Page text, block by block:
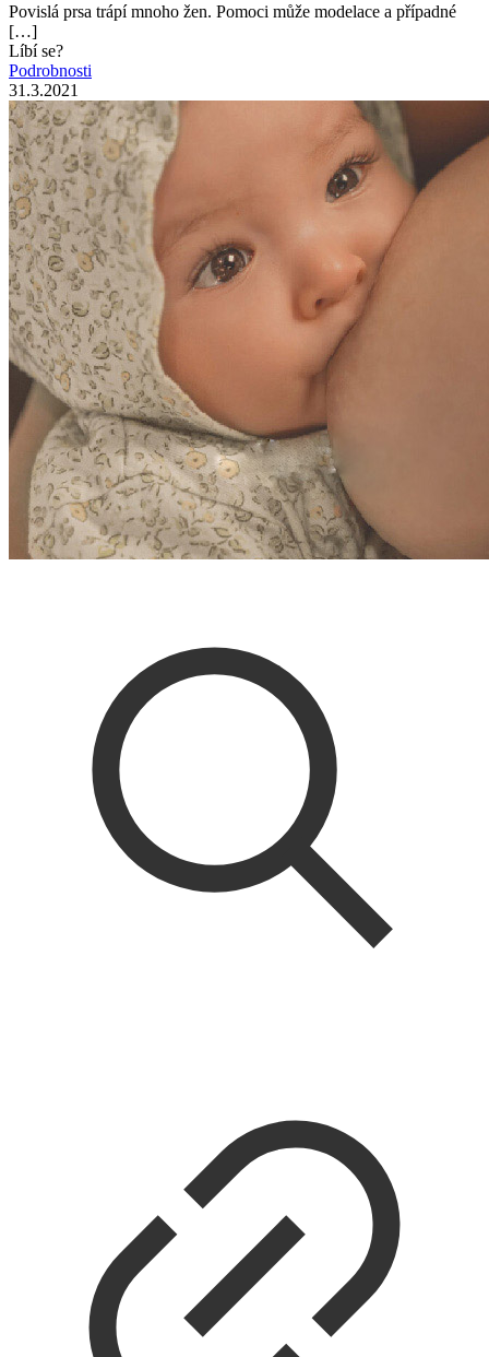
Povislá prsa trápí mnoho žen. Pomoci může modelace a případné
[…]
Líbí se?
Podrobnosti
31.3.2021